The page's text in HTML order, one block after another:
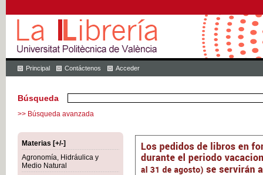
Principal Contáctenos Acceder
Búsqueda
>> Búsqueda avanzada
Materias [+/-]
Agronomía, Hidráulica y
Medio Natural